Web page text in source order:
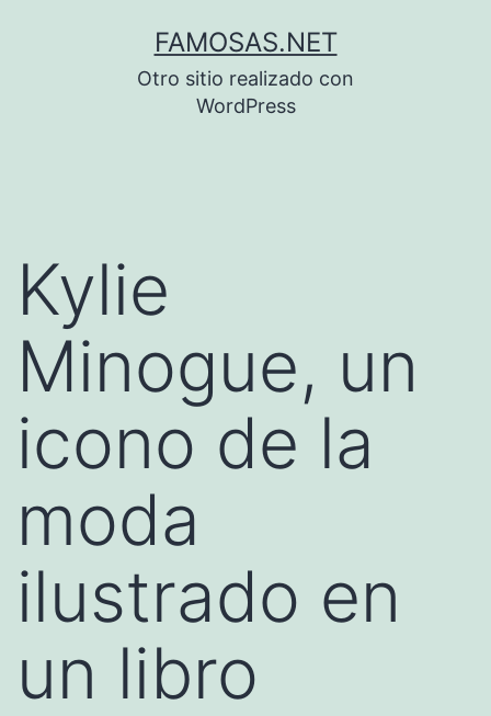
FAMOSAS.NET
Otro sitio realizado con
WordPress
Kylie
Minogue, un
icono de la
moda
ilustrado en
un libro